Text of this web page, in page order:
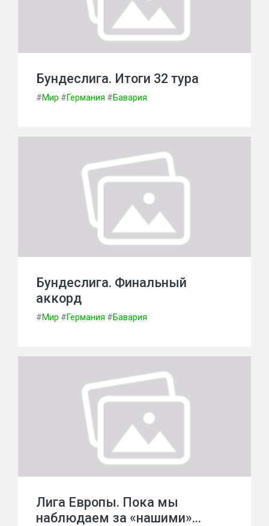
Бундеслига. Итоги 32 тура
#Мир #Германия #Бавария
Бундеслига. Финальный
аккорд
#Мир #Германия #Бавария
Лига Европы. Пока мы
наблюдаем за «нашими»…